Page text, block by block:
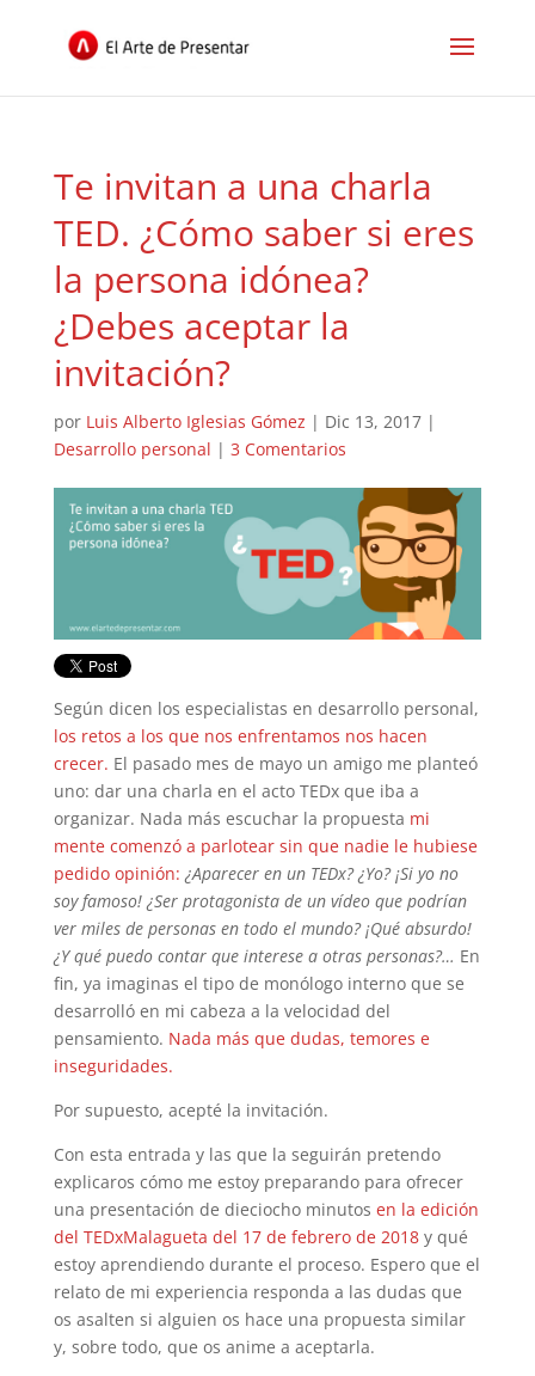
Te invitan a una charla
TED. ¿Cómo saber si eres
la persona idónea?
¿Debes aceptar la
invitación?
por Luis Alberto Iglesias Gómez | Dic 13, 2017|
Desarrollo personal | 3 Comentarios
Según dicen los especialistas en desarrollo personal,
los retos a los que nos enfrentamos nos hacen
crecer. El pasado mes de mayo un amigo me planteó
uno: dar una charla en el acto TEDx que iba a
organizar. Nada más escuchar la propuesta mi
mente comenzó a parlotear sin que nadie le hubiese
pedido opinión: ¿Aparecer en un TEDx? ¿Yo? ¡Si yo no
soy famoso! ¿Ser protagonista de un vídeo que podrían
ver miles de personas en todo el mundo? ¡Qué absurdo!
¿Y qué puedo contar que interese a otras personas?… En
fin, ya imaginas el tipo de monólogo interno que se
desarrolló en mi cabeza a la velocidad del
pensamiento. Nada más que dudas, temores e
inseguridades.
Por supuesto, acepté la invitación.
Con esta entrada y las que la seguirán pretendo
explicaros cómo me estoy preparando para ofrecer
una presentación de dieciocho minutos en la edición
del TEDxMalagueta del 17 de febrero de 2018y qué
estoy aprendiendo durante el proceso. Espero que el
relato de mi experiencia responda a las dudas que
os asalten si alguien os hace una propuesta similar
y, sobre todo, que os anime a aceptarla.